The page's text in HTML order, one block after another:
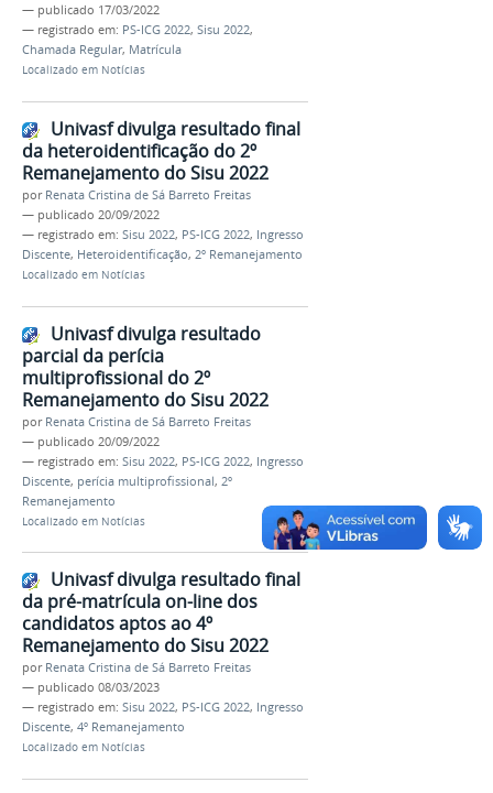
— publicado 17/03/2022
— registrado em: PS-ICG 2022, Sisu 2022,
Chamada Regular, Matrícula
Localizado em Notícias
Univasf divulga resultado final
da heteroidentificação do 2º
Remanejamento do Sisu 2022
por Renata Cristina de Sá Barreto Freitas
— publicado 20/09/2022
— registrado em: Sisu 2022, PS-ICG 2022, Ingresso
Discente, Heteroidentificação, 2º Remanejamento
Localizado em Notícias
Univasf divulga resultado
parcial da perícia
multiprofissional do 2º
Remanejamento do Sisu 2022
por Renata Cristina de Sá Barreto Freitas
— publicado 20/09/2022
— registrado em: Sisu 2022, PS-ICG 2022, Ingresso
Discente, perícia multiprofissional, 2º
Remanejamento
Localizado em Notícias
Univasf divulga resultado final
da pré-matrícula on-line dos
candidatos aptos ao 4º
Remanejamento do Sisu 2022
por Renata Cristina de Sá Barreto Freitas
— publicado 08/03/2023
— registrado em: Sisu 2022, PS-ICG 2022, Ingresso
Discente, 4º Remanejamento
Localizado em Notícias